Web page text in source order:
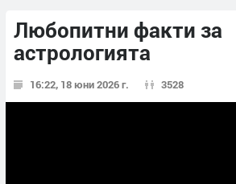
Любопитни факти за
астрологията
16:22, 18 юни 2026 г. 3528